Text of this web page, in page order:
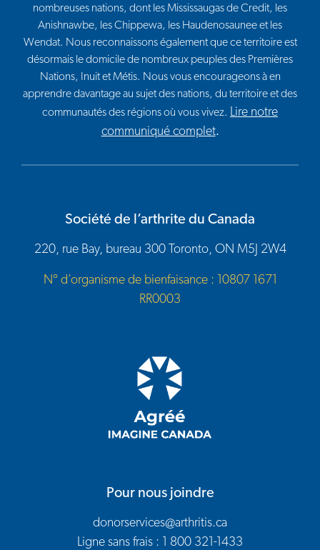
nombreuses nations, dont les Mississaugas de Credit, les
Anishnawbe, les Chippewa, les Haudenosaunee et les
Wendat. Nous reconnaissons également que ce territoire est
désormais le domicile de nombreux peuples des Premières
Nations, Inuit et Métis. Nous vous encourageons à en
apprendre davantage au sujet des nations, du territoire et des
communautés des régions où vous vivez. Lire notre
communiqué complet.
Société de l’arthrite du Canada
220, rue Bay, bureau 300 Toronto, ON M5J 2W4
N° d’organisme de bienfaisance : 10807 1671
RR0003
Pour nous joindre
donorservices@arthritis.ca
Ligne sans frais : 1 800 321-1433